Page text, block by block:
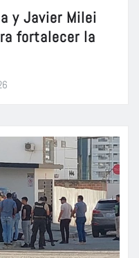
y Javier Milei
fortalecer la